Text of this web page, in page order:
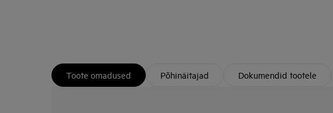
Toote omadused Põhinäitajad Dokumendid tootele